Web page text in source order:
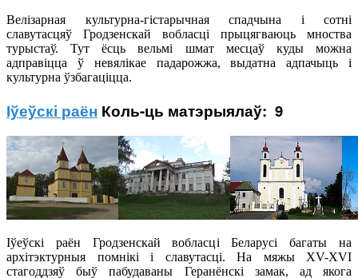
Велізарная культурна-гістарычная спадчына і сотні
славутасцяў Гродзенскай вобласці прыцягваюць мноства
турыстаў. Тут ёсць вельмі шмат месцаў куды можна
адправіцца ў невялікае падарожжа, выдатна адпачыць і
культурна ўзбагаціцца.
Іўеўскі раён Коль-ць матэрыялаў: 9
Іўеўскі раён Гродзенскай вобласці Беларусі багаты на
архітэктурныя помнікі і славутасці. На мяжы XV-XVI
стагоддзяў быў пабудаваны Геранёнскі замак, ад якога